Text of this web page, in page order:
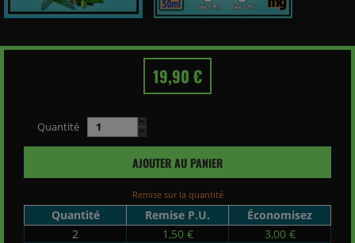
19,90 €
Quantité
AJOUTER AU PANIER
Remise sur la quantité
Quantité Remise P.U.
Économisez
2
1,50 €
3,00 €